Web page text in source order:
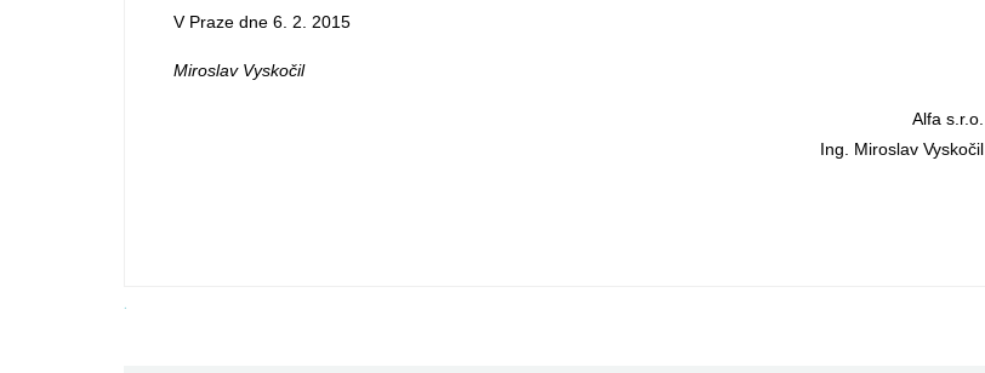
V Praze dne 6. 2. 2015
Miroslav Vyskočil
Alfa s.r.o.
Ing. Miroslav Vyskočil
.